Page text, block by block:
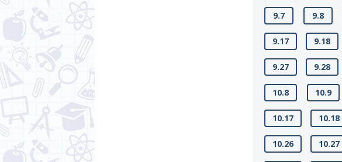
9.7 9.8
9.17 9.18
9.27 9.28
10.8 10.9
10.17 10.18
10.26 10.27